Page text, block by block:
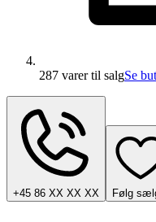
287 varertil salgSe
+45 86 XX XX XX Følg